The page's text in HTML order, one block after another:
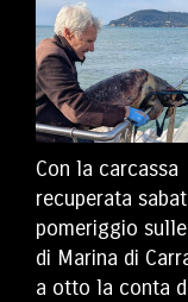
Con la carcassa
recuperata
pomeriggio
di Marina di
a otto la conta